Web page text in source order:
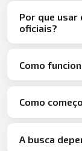
Por que usar
oficiais?
Como
Como
A busca